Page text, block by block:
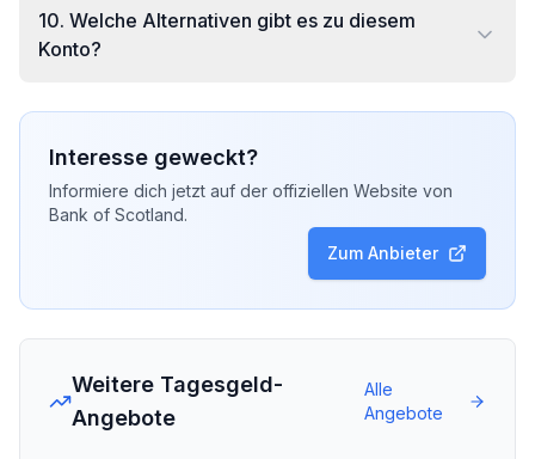
10. Welche Alternativen gibt es zu diesem
Konto?
Interesse geweckt?
Informiere dich jetzt auf der offiziellen Website von
Bank of Scotland.
Zum Anbieter
Weitere Tagesgeld-
Angebote
Alle
Angebote